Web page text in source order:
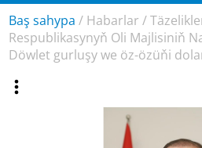
Baş sahypa / Habarlar /
Respublikasynyň Oli Majlisiniň
Döwlet gurluşy we öz-özüňi